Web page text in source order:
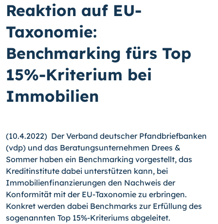
Reaktion auf EU-
Taxonomie:
Benchmarking fürs Top
15%-Kriterium bei
Immobilien
(10.4.2022) Der Verband deutscher Pfandbriefbanken
(vdp) und das Beratungsunternehmen Drees &
Sommer haben ein Benchmarking vorgestellt, das
Kreditinstitute dabei unterstützen kann, bei
Immobilienfinanzierungen den Nachweis der
Konformität mit der EU-Taxonomie zu erbringen.
Konkret werden dabei Benchmarks zur Erfüllung des
sogenannten Top 15%-Kriteriums abgeleitet.